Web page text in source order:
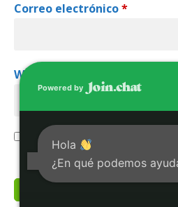
Correo electrónico*
Web
Guarda mi nombre,
este navegador para la
comente.
Powered by
Hola
¿En qué podemos